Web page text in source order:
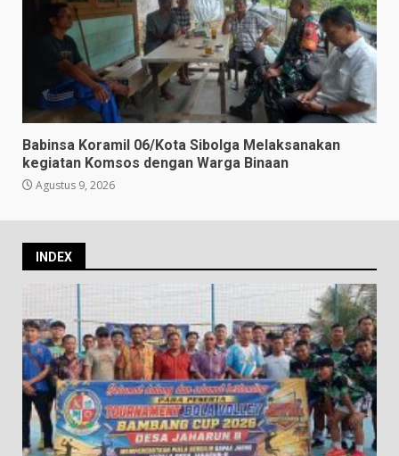
Babinsa Koramil 06/Kota Sibolga Melaksanakan
kegiatan Komsos dengan Warga Binaan
Agustus 9, 2026
INDEX